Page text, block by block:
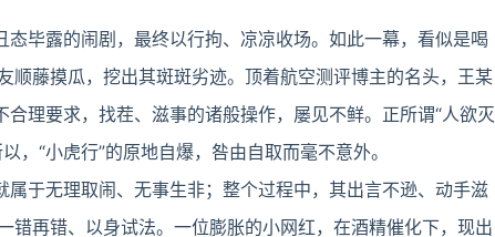
态毕露的闹剧，最终以行拘、凉凉收场。如此一幕，看似是喝
顺藤摸瓜，挖出其斑斑劣迹。顶着航空测评博主的名头，王某
理要求，找茬、滋事的诸般操作，屡见不鲜。正所谓“人欲灭
，“小虎行”的原地自爆，咎由自取而毫不意外。
属于无理取闹、无事生非；整个过程中，其出言不逊、动手滋
错再错、以身试法。一位膨胀的小网红，在酒精催化下，现出